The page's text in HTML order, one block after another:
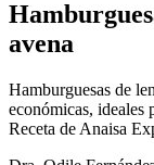
avena
Hamburguesas de
económicas, ideales
Receta de Anaisa